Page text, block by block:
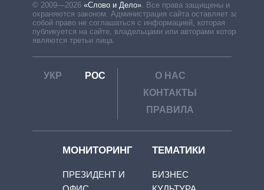
© 2009—2026 «Слово и Дело». Все права защищены и
охраняются законом. Администрация сайта оставляет за
собой право не соглашаться с информацией, которая
публикуется на сайте, владельцами или авторами которой
являются третьи лица.
УКР РОС
О НАС
КОНТАКТЫ
ПРАВИЛА
МОНИТОРИНГ
ПРЕЗИДЕНТ И
ТЕМАТИКИ
БИЗНЕС